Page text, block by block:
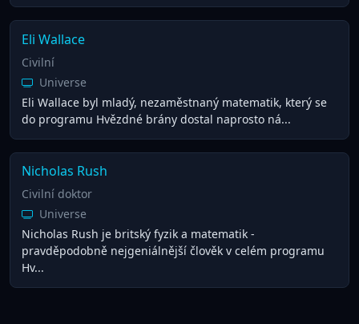
Eli Wallace
Civilní
Universe
Eli Wallace byl mladý, nezaměstnaný matematik, který se
do programu Hvězdné brány dostal naprosto ná...
Nicholas Rush
Civilní doktor
Universe
Nicholas Rush je britský fyzik a matematik -
pravděpodobně nejgeniálnější člověk v celém programu
Hv...